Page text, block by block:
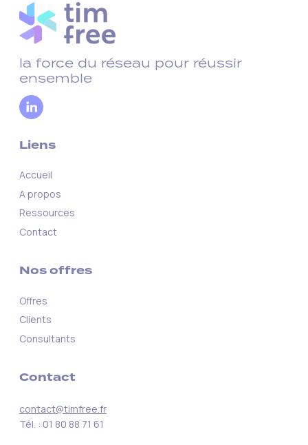
la force du réseau pour réussir
ensemble
Liens
Accueil
A propos
Ressources
Contact
Nos offres
Offres
Clients
Consultants
Contact
contact@timfree.fr
Tél. : 01 80 88 71 61